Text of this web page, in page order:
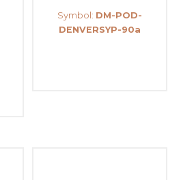
Symbol: DM-POD-
DENVERSYP-90a